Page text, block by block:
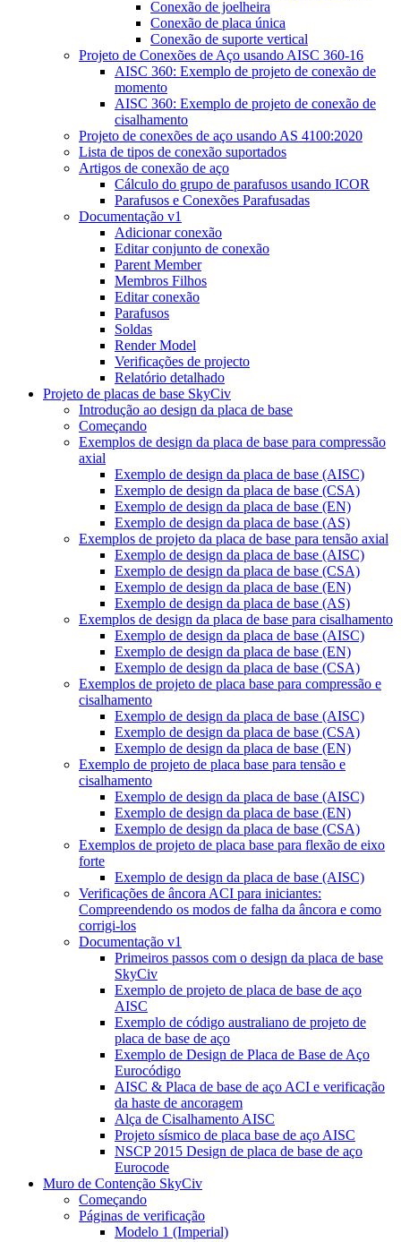
Conexão de joelheira
Conexão de placa única
Conexão de suporte vertical
Projeto de Conexões de Aço usando AISC 360-16
AISC 360: Exemplo de projeto de conexão de
momento
AISC 360: Exemplo de projeto de conexão de
cisalhamento
Projeto de conexões de aço usando AS 4100:2020
Lista de tipos de conexão suportados
Artigos de conexão de aço
Cálculo do grupo de parafusos usando ICOR
Parafusos e Conexões Parafusadas
Documentação v1
Adicionar conexão
Editar conjunto de conexão
Parent Member
Membros Filhos
Editar conexão
Parafusos
Soldas
Render Model
Verificações de projecto
Relatório detalhado
Projeto de placas de base SkyCiv
Introdução ao design da placa de base
Começando
Exemplos de design da placa de base para compressão
axial
Exemplo de design da placa de base (AISC)
Exemplo de design da placa de base (CSA)
Exemplo de design da placa de base (EN)
Exemplo de design da placa de base (AS)
Exemplos de projeto da placa de base para tensão axial
Exemplo de design da placa de base (AISC)
Exemplo de design da placa de base (CSA)
Exemplo de design da placa de base (EN)
Exemplo de design da placa de base (AS)
Exemplos de design da placa de base para cisalhamento
Exemplo de design da placa de base (AISC)
Exemplo de design da placa de base (EN)
Exemplo de design da placa de base (CSA)
Exemplos de projeto de placa base para compressão e
cisalhamento
Exemplo de design da placa de base (AISC)
Exemplo de design da placa de base (CSA)
Exemplo de design da placa de base (EN)
Exemplo de projeto de placa base para tensão e
cisalhamento
Exemplo de design da placa de base (AISC)
Exemplo de design da placa de base (EN)
Exemplo de design da placa de base (CSA)
Exemplos de projeto de placa base para flexão de eixo
forte
Exemplo de design da placa de base (AISC)
Verificações de âncora ACI para iniciantes:
Compreendendo os modos de falha da âncora e como
corrigi-los
Documentação v1
Primeiros passos com o design da placa de base
SkyCiv
Exemplo de projeto de placa de base de aço
AISC
Exemplo de código australiano de projeto de
placa de base de aço
Exemplo de Design de Placa de Base de Aço
Eurocódigo
AISC & Placa de base de aço ACI e verificação
da haste de ancoragem
Alça de Cisalhamento AISC
Projeto sísmico de placa base de aço AISC
NSCP 2015 Design de placa de base de aço
Eurocode
Muro de Contenção SkyCiv
Começando
Páginas de verificação
Modelo 1 (Imperial)